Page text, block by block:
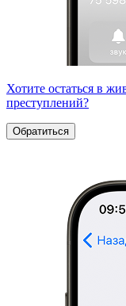
Хотите остаться в
преступлений?
Обратиться